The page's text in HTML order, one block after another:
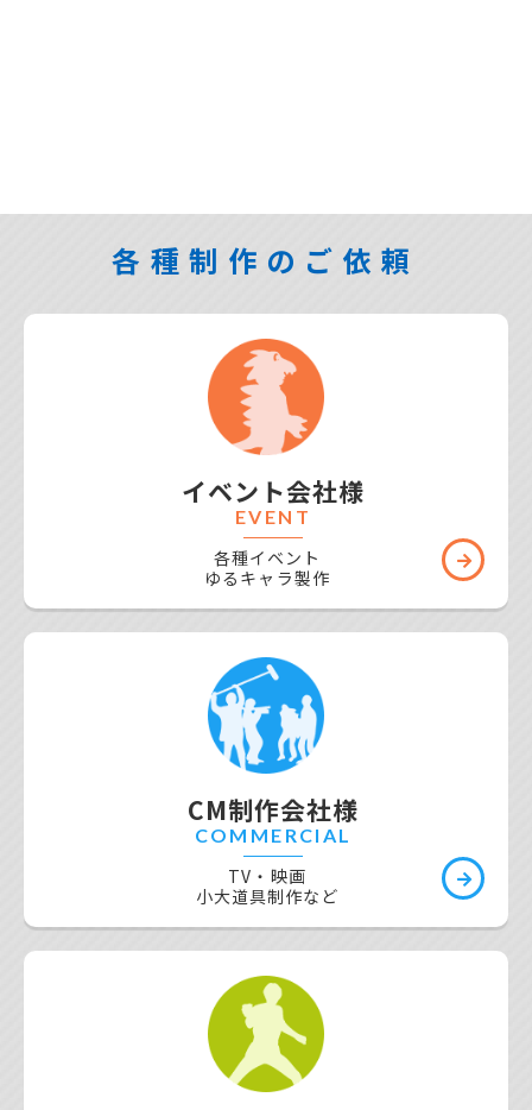
2024年11月25日
期間限定ショップの受付を開始しました。 数量限
定の為 予定数量到達次第、予告なく終了とさせて
2023年12月19日
予定数量に達した為、2023年11月の限定ショップ
の受付を終了しました。 多くのお問い合わせ、ご
注文ありがとうございました。
各種制作のご依頼
イベント会社様
EVENT
各種イベント
ゆるキャラ製作
CM制作会社様
COMMERCIAL
TV・映画
小大道具制作など